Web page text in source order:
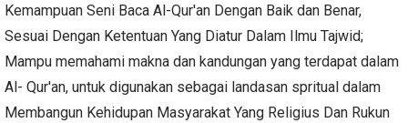
Kemampuan Seni Baca Al-Qur'an Dengan Baik dan Benar,
Sesuai Dengan Ketentuan Yang Diatur Dalam Ilmu Tajwid;
Mampu memahami makna dan kandungan yang terdapat dalam
Al- Qur'an, untuk digunakan sebagai landasan spritual dalam
Membangun Kehidupan Masyarakat Yang Religius Dan Rukun